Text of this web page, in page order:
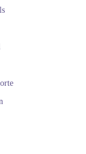
tous beaux!
de
et